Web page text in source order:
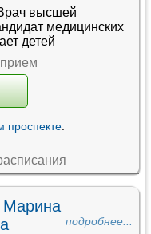
высшей
медицинских
детей
проспекте.
Марина
подробнее...